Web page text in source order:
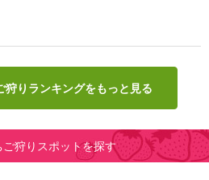
狩りランキングをもっと見る
狩りスポットを探す